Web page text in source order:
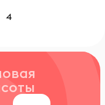
4